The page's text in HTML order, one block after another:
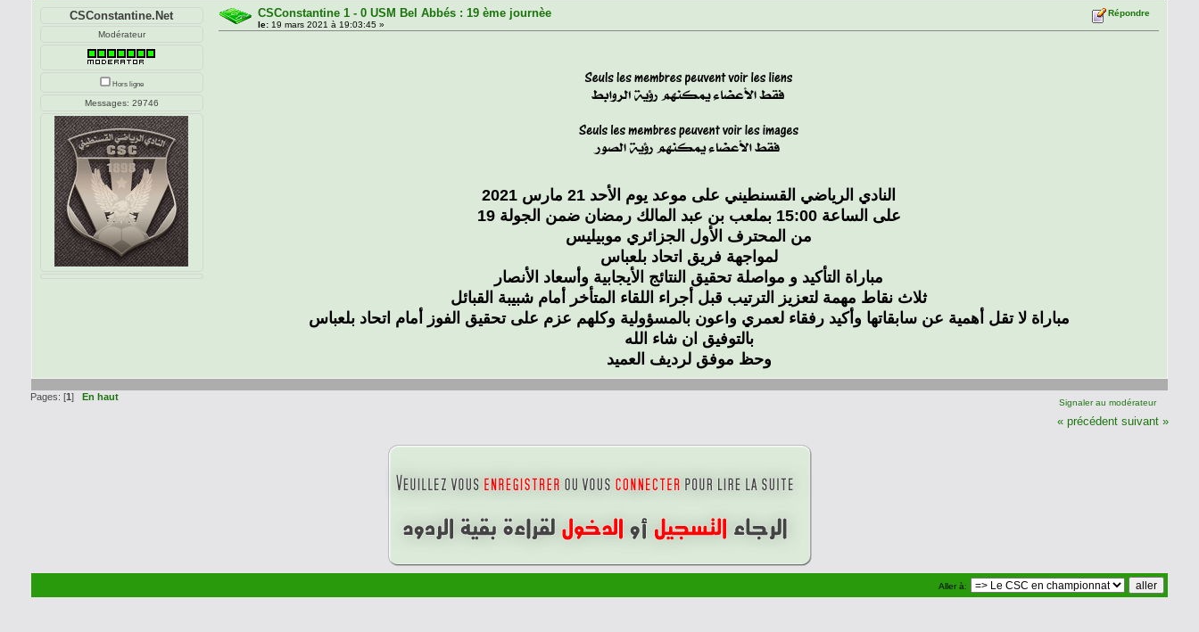
CSConstantine.Net
Modérateur
Hors ligne
Messages: 29746
CSConstantine 1 - 0 USM Bel Abbés : 19 ème journèe
le:19 mars 2021 à 19:03:45 »
Répondre
النادي الرياضي القسنطيني على موعد يوم الأحد 21 مارس 2021
على الساعة 15:00 بملعب بن عبد المالك رمضان ضمن الجولة 19
من المحترف الأول الجزائري موبيليس
لمواجهة فريق اتحاد بلعباس
مباراة التأكيد و مواصلة تحقيق النتائج الأيجابية وأسعاد الأنصار
ثلاث نقاط مهمة لتعزيز الترتيب قبل أجراء اللقاء المتأخر أمام شبيبة القبائل
مباراة لا تقل أهمية عن سابقاتها وأكيد رفقاء لعمري واعون بالمسؤولية وكلهم عزم على تحقيق الفوز أمام اتحاد بلعباس
بالتوفيق ان شاء الله
وحظ موفق لرديف العميد
Signaler au modérateur
Pages: [1] En haut
« précédent suivant »
Aller à: